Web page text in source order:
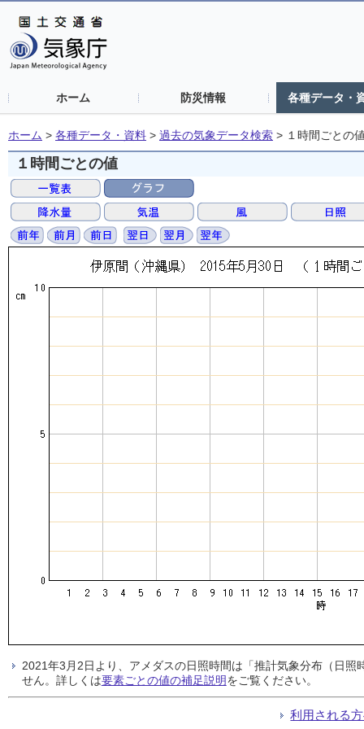
ホーム 防災情報 各種データ・
ホーム > 各種データ・資料 > 過去の気象データ検索 > １時間ごとの
１時間ごとの値
2021年3月2日より、アメダスの日照時間は「推計気象分布（日
せん。詳しくは要素ごとの値の補足説明をご覧ください。
利用される